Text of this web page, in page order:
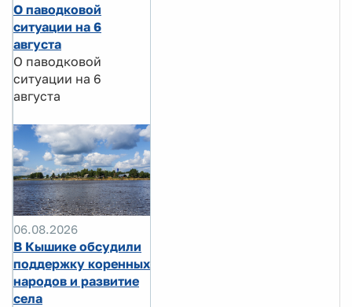
О паводковой
ситуации на 6
августа
О паводковой
ситуации на 6
августа
06.08.2026
В Кышике обсудили
поддержку коренных
народов и развитие
села